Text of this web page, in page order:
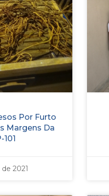
Por Furto
Margens Da
101
2021